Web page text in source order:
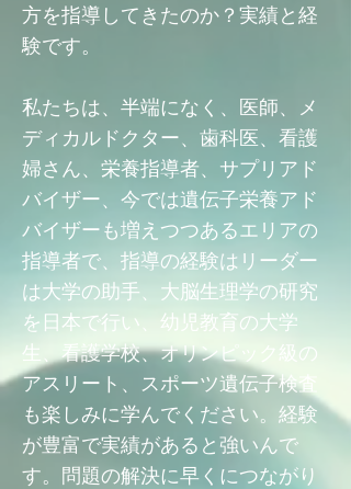
方を指導してきたのか？実績と経
験です。
私たちは、半端になく、医師、メ
ディカルドクター、歯科医、看護
婦さん、栄養指導者、サプリアド
バイザー、今では遺伝子栄養アド
バイザーも増えつつあるエリアの
指導者で、指導の経験はリーダー
は大学の助手、大脳生理学の研究
を日本で行い、幼児教育の大学
生、看護学校、オリンピック級の
アスリート、スポーツ遺伝子検査
も楽しみに学んでください。経験
が豊富で実績があると強いんで
す。問題の解決に早くにつながり